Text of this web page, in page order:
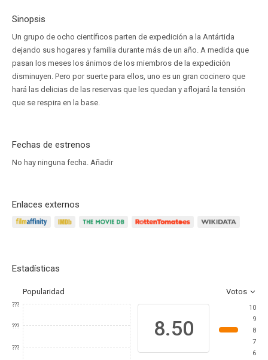
Sinopsis
Un grupo de ocho científicos parten de expedición a la Antártida
dejando sus hogares y familia durante más de un año. A medida que
pasan los meses los ánimos de los miembros de la expedición
disminuyen. Pero por suerte para ellos, uno es un gran cocinero que
hará las delicias de las reservas que les quedan y aflojará la tensión
que se respira en la base.
Fechas de estrenos
No hay ninguna fecha. Añadir
Enlaces externos
Estadísticas
Popularidad Votos
???
???
???
8.50
10
9
8
7
6